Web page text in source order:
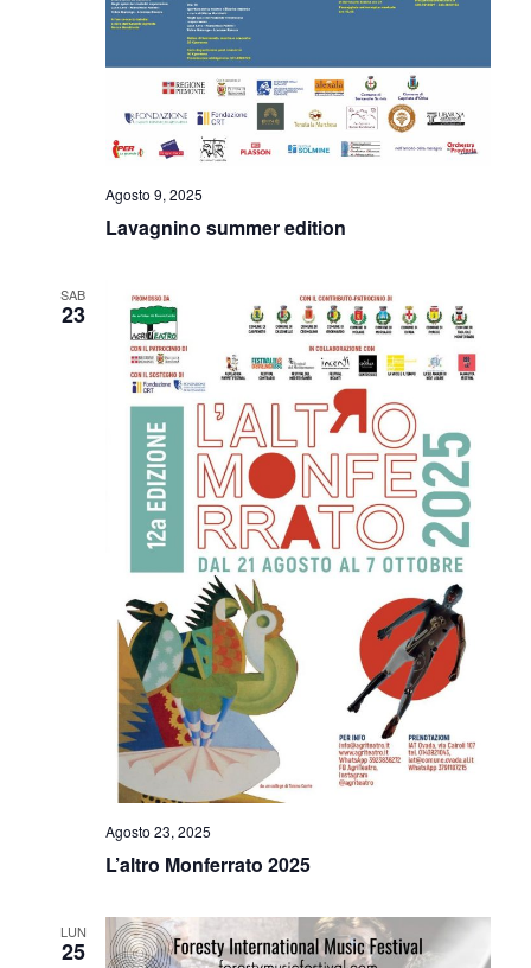
Agosto 9, 2025
Lavagnino summer edition
SAB
23
Agosto 23, 2025
L’altro Monferrato 2025
LUN
25